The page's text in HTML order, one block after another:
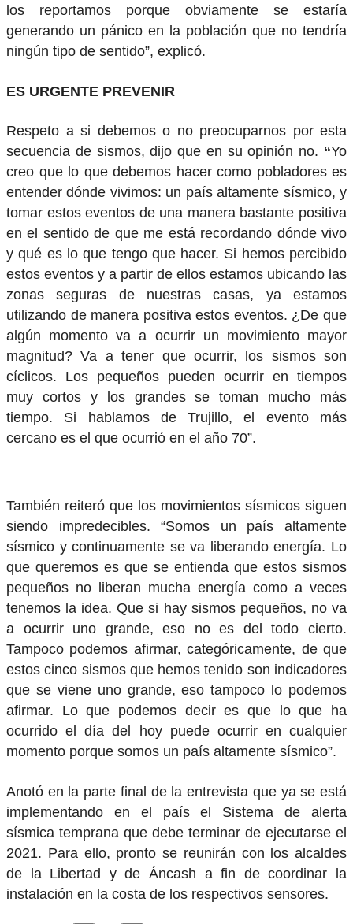
los reportamos porque obviamente se estaría
generando un pánico en la población que no tendría
ningún tipo de sentido”, explicó.
ES URGENTE PREVENIR
Respeto a si debemos o no preocuparnos por esta
secuencia de sismos, dijo que en su opinión no. “Yo
creo que lo que debemos hacer como pobladores es
entender dónde vivimos: un país altamente sísmico, y
tomar estos eventos de una manera bastante positiva
en el sentido de que me está recordando dónde vivo
y qué es lo que tengo que hacer. Si hemos percibido
estos eventos y a partir de ellos estamos ubicando las
zonas seguras de nuestras casas, ya estamos
utilizando de manera positiva estos eventos. ¿De que
algún momento va a ocurrir un movimiento mayor
magnitud? Va a tener que ocurrir, los sismos son
cíclicos. Los pequeños pueden ocurrir en tiempos
muy cortos y los grandes se toman mucho más
tiempo. Si hablamos de Trujillo, el evento más
cercano es el que ocurrió en el año 70”.
También reiteró que los movimientos sísmicos siguen
siendo impredecibles. “Somos un país altamente
sísmico y continuamente se va liberando energía. Lo
que queremos es que se entienda que estos sismos
pequeños no liberan mucha energía como a veces
tenemos la idea. Que si hay sismos pequeños, no va
a ocurrir uno grande, eso no es del todo cierto.
Tampoco podemos afirmar, categóricamente, de que
estos cinco sismos que hemos tenido son indicadores
que se viene uno grande, eso tampoco lo podemos
afirmar. Lo que podemos decir es que lo que ha
ocurrido el día del hoy puede ocurrir en cualquier
momento porque somos un país altamente sísmico”.
Anotó en la parte final de la entrevista que ya se está
implementando en el país el Sistema de alerta
sísmica temprana que debe terminar de ejecutarse el
2021. Para ello, pronto se reunirán con los alcaldes
de la Libertad y de Áncash a fin de coordinar la
instalación en la costa de los respectivos sensores.